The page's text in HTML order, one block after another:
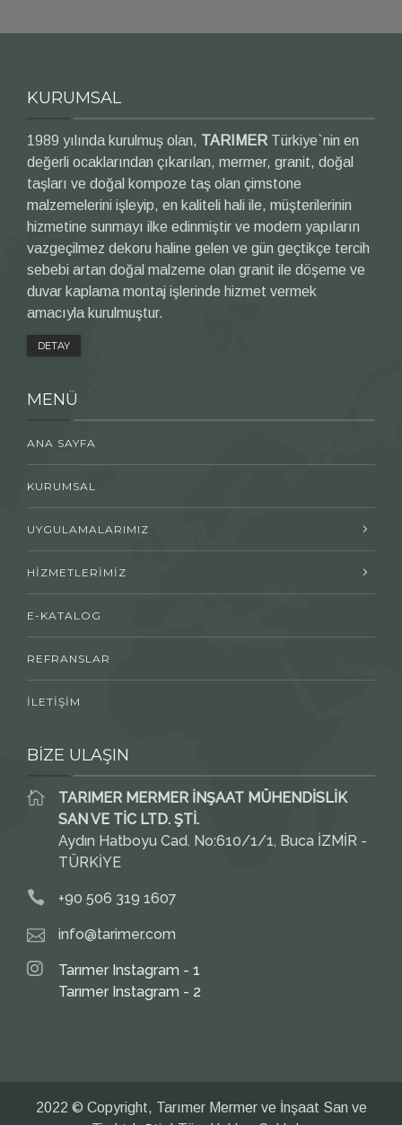
KURUMSAL
1989 yılında kurulmuş olan, TARIMER Türkiye`nin en
değerli ocaklarından çıkarılan, mermer, granit, doğal
taşları ve doğal kompoze taş olan çimstone
malzemelerini işleyip, en kaliteli hali ile, müşterilerinin
hizmetine sunmayı ilke edinmiştir ve modern yapıların
vazgeçilmez dekoru haline gelen ve gün geçtikçe tercih
sebebi artan doğal malzeme olan granit ile döşeme ve
duvar kaplama montaj işlerinde hizmet vermek
amacıyla kurulmuştur.
DETAY
MENÜ
ANA SAYFA
KURUMSAL
UYGULAMALARIMIZ
HİZMETLERİMİZ
E-KATALOG
REFRANSLAR
İLETİŞİM
BİZE ULAŞIN
TARIMER MERMER İNŞAAT MÜHENDİSLİK
SAN VE TİC LTD. ŞTİ.
Aydın Hatboyu Cad. No:610/1/1, Buca İZMİR -
TÜRKİYE
+90 506 319 1607
info@tarimer.com
Tarımer Instagram - 1
Tarımer Instagram - 2
2022 © Copyright, Tarımer Mermer ve İnşaat San ve